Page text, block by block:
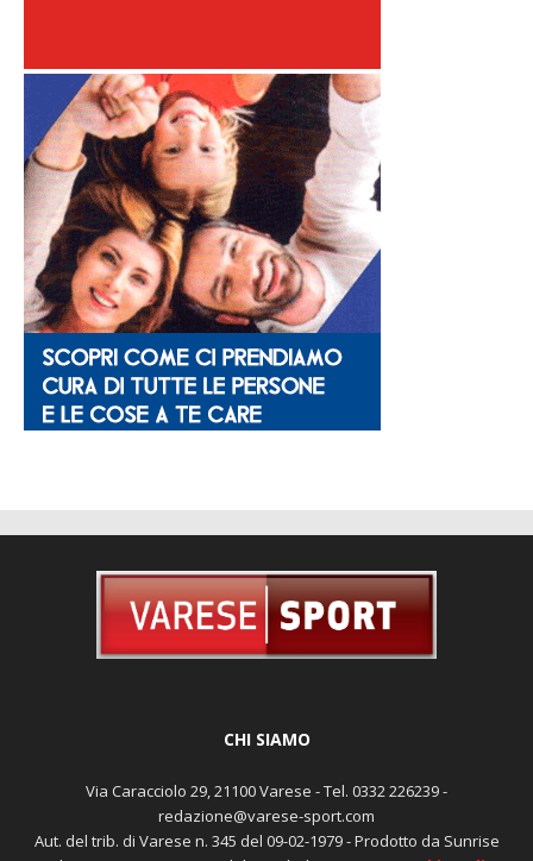
CHI SIAMO
Via Caracciolo 29, 21100 Varese - Tel. 0332 226239 -
redazione@varese-sport.com
Aut. del trib. di Varese n. 345 del 09-02-1979 - Prodotto da Sunrise